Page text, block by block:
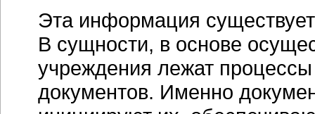
Эта информация
В сущности, в основе
учреждения лежат
документов. Именно